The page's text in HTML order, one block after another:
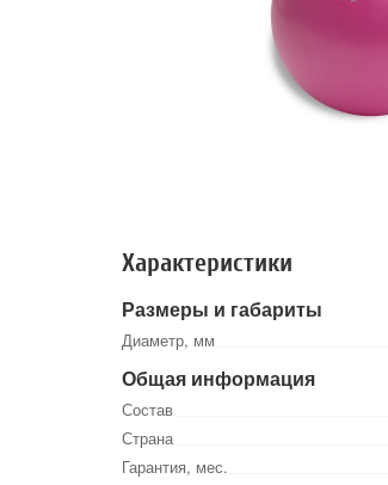
Характеристики
Размеры и габариты
Диаметр, мм
Общая информация
Состав
Страна
Гарантия, мес.